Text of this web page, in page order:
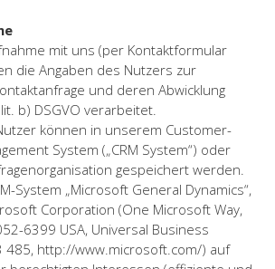
mit uns (per Kontaktformular
die Angaben des Nutzers zur
und deren Abwicklung
b) DSGVO verarbeitet.
können in unserem Customer-
System („CRM System“) oder
gespeichert werden.
System „Microsoft General Dynamics“,
Corporation (One Microsoft Way,
6399 USA, Universal Business
485, http://www.microsoft.com/) auf